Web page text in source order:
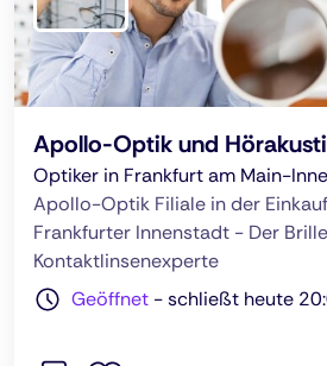
Apollo-Optik und
Optiker in Frankfurt am Main-
Apollo-Optik Filiale in der
Frankfurter Innenstadt - Der
Kontaktlinsenexperte
Geöffnet -schließt heute